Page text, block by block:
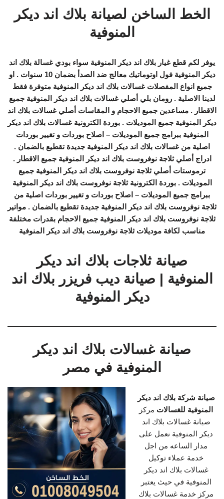
الخط الساخن لصيانة بلاك اند ديكر
المنوفية
يوفر لكم قطع غيار بلاك اند ديكر المنوفية سواء بودي غسالة بلاك اند
ديكر المنوفية فول اوتوماتيك معالج ضد الصدأ بضمان 10 سنوات . او
جميع انواع المفصلات غسالات بلاك اند ديكر المنوفية متوفرة فقط
لدينا الاصلية . رومان بلي أصلي غسالات بلاك اند ديكر المنوفية جميع
الاقطار . مساعدين جميع الاحجام و المقاسات أصلي غسالات بلاك اند
ديكر المنوفية جميع الموديلات . بوردة الكترونية غسالات بلاك اند ديكر
المنوفية ببرامج جميع الموديلات – اصلاح بوردات و تغيير بوردات
اصلية من غسالات بلاك اند ديكر المنوفية جديدة تقطيع بالضمان .
ادراج أصلي ثلاجة نوفروست بلاك اند ديكر المنوفية جميع الاقطار .
ترموستات أصلي ثلاجة نوفروست بلاك اند ديكر المنوفية جميع
الموديلات . بوردة الكترونية ثلاجة نوفروست بلاك اند ديكر المنوفية
ببرامج جميع الموديلات – اصلاح بوردات و تغيير بوردات اصلية من
ثلاجة نوفروست بلاك اند ديكر المنوفية جديدة تقطيع بالضمان . مواتير
ثلاجة نوفروست بلاك اند ديكر المنوفية جميع الاحجام بقدرات مختلفة
مناسب لكافة موديلات ثلاجة نوفروست بلاك اند ديكر المنوفية
صيانة ثلاجات بلاك اند ديكر
المنوفية | صيانة ديب فريزر بلاك اند
ديكر المنوفية
صيانة غسالات بلاك اند ديكر
المنوفية في مصر
صيانة شركة بلاك اند ديكر
المنوفية للغسالات مركز
صيانة غسالات بلاك اند
ديكر المنوفية نعمل على
مدار الساعه من اجل
خدمة عملاء توكيل
غسالات بلاك اند ديكر
المنوفية في حيث يعتبر
مركز خدمة غسالات بلاك